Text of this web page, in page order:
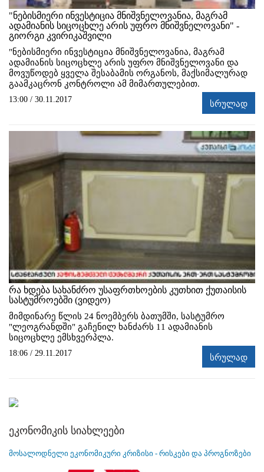
"ნებისმიერი ინვესტიცია მნიშვნელოვანია, მაგრამ
ადამიანის სიცოცხლე არის უფრო მნიშვნელოვანი" -
გიორგი კვირიკაშვილი
"ნებისმიერი ინვესტიცია მნიშვნელოვანია, მაგრამ
ადამიანის სიცოცხლე არის უფრო მნიშვნელოვანი და
მოვუწოდებ ყველა შესაბამის ორგანოს, მაქსიმალურად
გაამკაცრონ კონტროლი ამ მიმართულებით.
13:00 / 30.11.2017 სრულად
რა ხდება სახანძრო უსაფრთხოების კუთხით ქუთაისის
სასტუმროებში (ვიდეო)
მიმდინარე წლის 24 ნოემბერს ბათუმში, სასტუმრო
"ლეოგრანდში" გაჩენილ ხანძარს 11 ადამიანის
სიცოცხლე ემსხვერპლა.
18:06 / 29.11.2017 სრულად
ეკონომიკის სიახლეები
მოსალოდნელი ეკონომიკური კრიზისი - რისკები და პროგნოზები